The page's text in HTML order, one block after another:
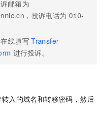
邮箱为
，投诉电话为 010-
线填写 Transfer
进行投诉。
入的域名和转移密码，然后